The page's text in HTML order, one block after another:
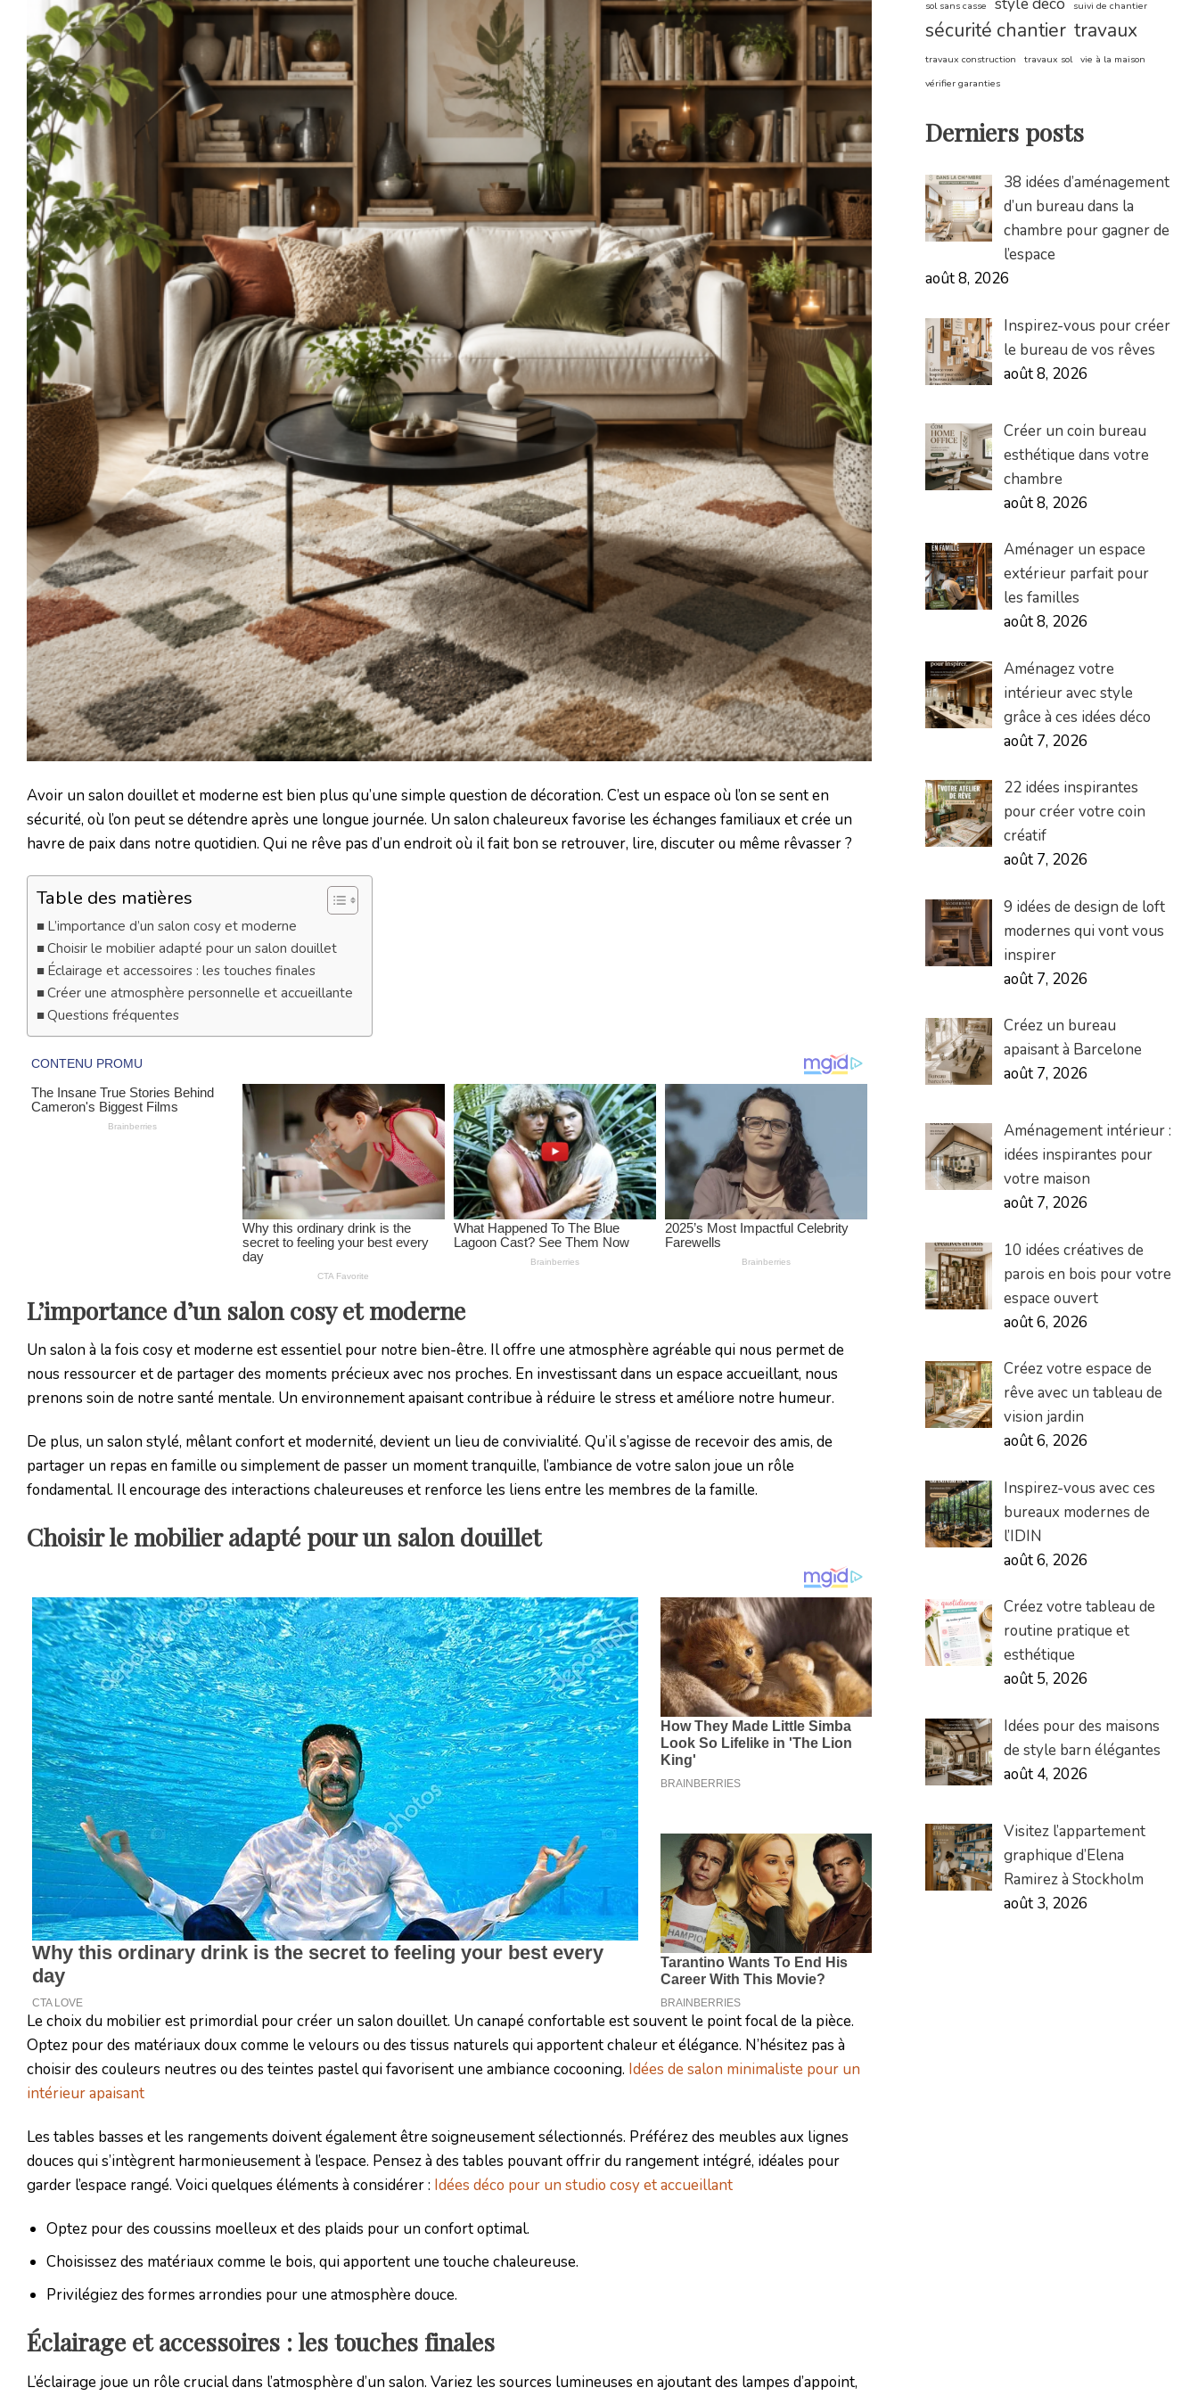
Avoir un salon douillet et moderne est bien plus qu’une simple question de décoration. C’est un espace où l’on se sent en
sécurité, où l’on peut se détendre après une longue journée. Un salon chaleureux favorise les échanges familiaux et crée un
havre de paix dans notre quotidien. Qui ne rêve pas d’un endroit où il fait bon se retrouver, lire, discuter ou même rêvasser ?
Table des matières
L’importance d’un salon cosy et moderne
Choisir le mobilier adapté pour un salon douillet
Éclairage et accessoires : les touches finales
Créer une atmosphère personnelle et accueillante
Questions fréquentes
L’importance d’un salon cosy et moderne
Un salon à la fois cosy et moderne est essentiel pour notre bien-être. Il offre une atmosphère agréable qui nous permet de
nous ressourcer et de partager des moments précieux avec nos proches. En investissant dans un espace accueillant, nous
prenons soin de notre santé mentale. Un environnement apaisant contribue à réduire le stress et améliore notre humeur.
De plus, un salon stylé, mêlant confort et modernité, devient un lieu de convivialité. Qu’il s’agisse de recevoir des amis, de
partager un repas en famille ou simplement de passer un moment tranquille, l’ambiance de votre salon joue un rôle
fondamental. Il encourage des interactions chaleureuses et renforce les liens entre les membres de la famille.
Choisir le mobilier adapté pour un salon douillet
Le choix du mobilier est primordial pour créer un salon douillet. Un canapé confortable est souvent le point focal de la pièce.
Optez pour des matériaux doux comme le velours ou des tissus naturels qui apportent chaleur et élégance. N’hésitez pas à
choisir des couleurs neutres ou des teintes pastel qui favorisent une ambiance cocooning. Idées de salon minimaliste pour un
intérieur apaisant
Les tables basses et les rangements doivent également être soigneusement sélectionnés. Préférez des meubles aux lignes
douces qui s’intègrent harmonieusement à l’espace. Pensez à des tables pouvant offrir du rangement intégré, idéales pour
garder l’espace rangé. Voici quelques éléments à considérer : Idées déco pour un studio cosy et accueillant
Optez pour des coussins moelleux et des plaids pour un confort optimal.
Choisissez des matériaux comme le bois, qui apportent une touche chaleureuse.
Privilégiez des formes arrondies pour une atmosphère douce.
Éclairage et accessoires : les touches finales
L’éclairage joue un rôle crucial dans l’atmosphère d’un salon. Variez les sources lumineuses en ajoutant des lampes d’appoint,
sol sans casse style déco suivi de chantier
sécurité chantier travaux
travaux construction travaux sol vie à la maison
vérifier garanties
Derniers posts
38 idées d’aménagement
d’un bureau dans la
chambre pour gagner de
l’espace
août 8, 2026
Inspirez-vous pour créer
le bureau de vos rêves
août 8, 2026
Créer un coin bureau
esthétique dans votre
chambre
août 8, 2026
Aménager un espace
extérieur parfait pour
les familles
août 8, 2026
Aménagez votre
intérieur avec style
grâce à ces idées déco
août 7, 2026
22 idées inspirantes
pour créer votre coin
créatif
août 7, 2026
9 idées de design de loft
modernes qui vont vous
inspirer
août 7, 2026
Créez un bureau
apaisant à Barcelone
août 7, 2026
Aménagement intérieur :
idées inspirantes pour
votre maison
août 7, 2026
10 idées créatives de
parois en bois pour votre
espace ouvert
août 6, 2026
Créez votre espace de
rêve avec un tableau de
vision jardin
août 6, 2026
Inspirez-vous avec ces
bureaux modernes de
l’IDIN
août 6, 2026
Créez votre tableau de
routine pratique et
esthétique
août 5, 2026
Idées pour des maisons
de style barn élégantes
août 4, 2026
Visitez l’appartement
graphique d’Elena
Ramirez à Stockholm
août 3, 2026